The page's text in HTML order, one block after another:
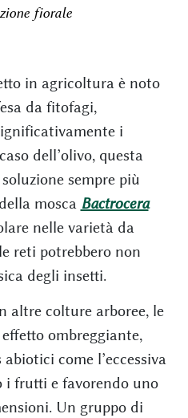
fiorale
in agricoltura è noto
da fitofagi,
i
dell’olivo, questa
sempre più
mosca Bactrocera
nelle varietà da
reti potrebbero non
degli insetti.
altre colture arboree, le
ombreggiante,
come l’eccessiva
i frutti e favorendo uno
Un gruppo di